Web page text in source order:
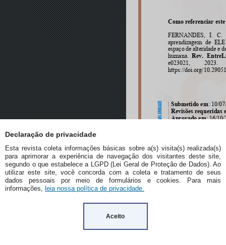
Declaração de privacidade
Esta revista coleta informações básicas sobre a(s) visita(s) realizada(s)
para aprimorar a experiência de navegação dos visitantes deste site,
segundo o que estabelece a LGPD (Lei Geral de Proteção de Dados). Ao
utilizar este site, você concorda com a coleta e tratamento de seus
dados pessoais por meio de formulários e cookies. Para mais
informações, leia nossa política de privacidade.
Aceito